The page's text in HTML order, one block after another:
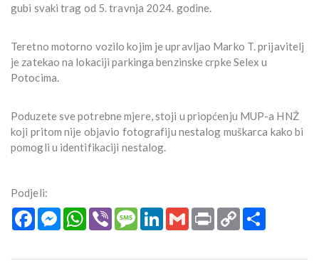
gubi svaki trag od 5. travnja 2024. godine.
Teretno motorno vozilo kojim je upravljao Marko T. prijavitelj
je zatekao na lokaciji parkinga benzinske crpke Selex u
Potocima.
Poduzete sve potrebne mjere, stoji u priopćenju MUP-a HNŽ
koji pritom nije objavio fotografiju nestalog muškarca kako bi
pomogli u identifikaciji nestalog.
Podjeli:
FacebookMessengerWhatsApp
Viber MessageLinkedInGmail Print Copy
Link